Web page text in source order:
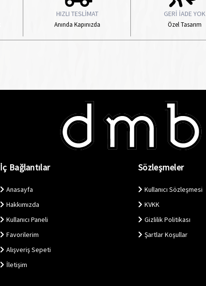
HIZLI TESLİMAT
Anında Kapınızda
GERİ İADE YOK
Özel Tasarım
İç Bağlantılar
Anasayfa
Hakkımızda
Kullanıcı Paneli
Favorilerim
Alışveriş Sepeti
İletişim
Sözleşmeler
Kullanıcı Sözleşmesi
KVKK
Gizlilik Politikası
Şartlar Koşullar